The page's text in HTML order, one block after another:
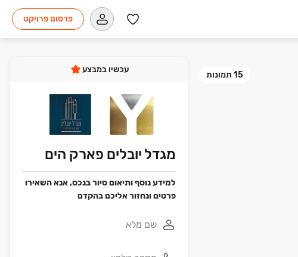
פרסום פרויקט
15 תמונות
עכשיו במבצע
מגדל יובלים פארק הים
למידע נוסף ותיאום סיור בנכס, אנא השאירו
פרטים ונחזור אליכם בהקדם